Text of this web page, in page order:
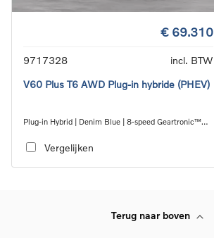
€ 69.310
9717328
incl. BTW
V60 Plus T6 AWD Plug-in hybride (PHEV)
Plug-in Hybrid | Denim Blue | 8-speed Geartronic™
Vergelijken
Terug naar boven